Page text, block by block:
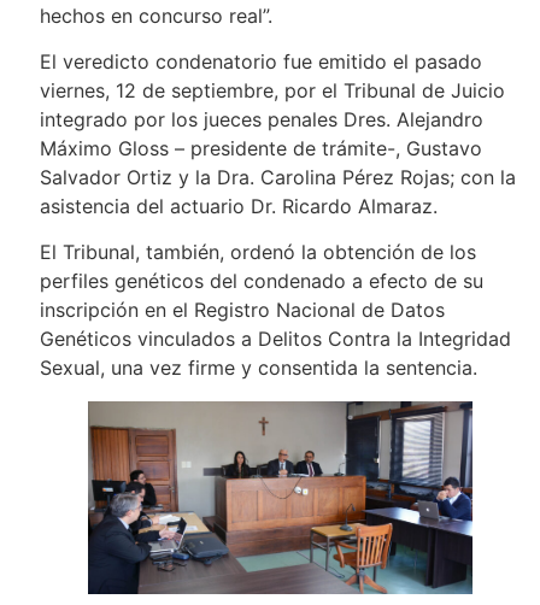
hechos en concurso real”.
El veredicto condenatorio fue emitido el pasado
viernes, 12 de septiembre, por el Tribunal de Juicio
integrado por los jueces penales Dres. Alejandro
Máximo Gloss – presidente de trámite-, Gustavo
Salvador Ortiz y la Dra. Carolina Pérez Rojas; con la
asistencia del actuario Dr. Ricardo Almaraz.
El Tribunal, también, ordenó la obtención de los
perfiles genéticos del condenado a efecto de su
inscripción en el Registro Nacional de Datos
Genéticos vinculados a Delitos Contra la Integridad
Sexual, una vez firme y consentida la sentencia.